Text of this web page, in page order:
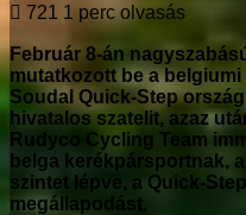
721 1 perc olvasás
Február 8-án
mutatkozott be a
Soudal Quick-Step
hivatalos szatelit, azaz
Rudyco Cycling Team
belga kerékpársportnak,
szintet lépve, a Quick-
megállapodást.